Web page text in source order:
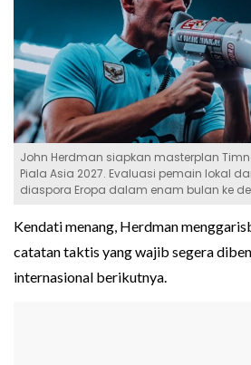
John Herdman siapkan masterplan
Piala Asia 2027. Evaluasi pemain lokal
diaspora Eropa dalam enam bulan ke
Kendati menang, Herdman
catatan taktis yang wajib segera
internasional berikutnya.